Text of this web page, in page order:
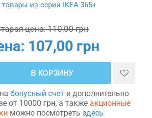
товары из серии IKEA 365+
цена:110,00 грн
107,00 грн
В КОРЗИНУ
бонусный счет и дополнительно
от 10000 грн, а также акционные
можно посмотреть здесь